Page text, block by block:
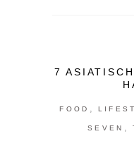
7
FOOD
SEVEN